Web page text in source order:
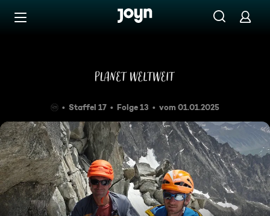
Zum Inhalt springen
Staffel 17 Folge 13 vom 01.01.2025